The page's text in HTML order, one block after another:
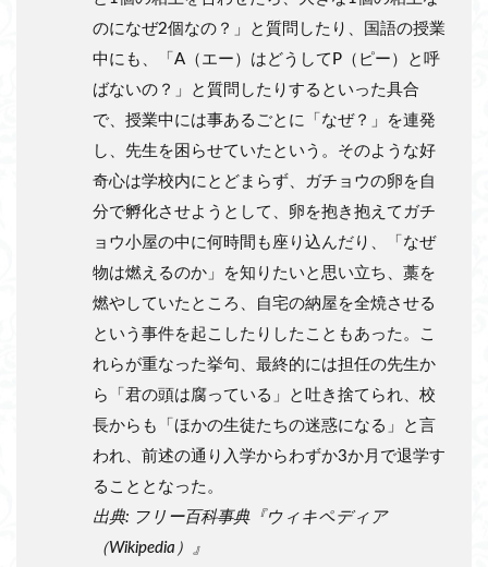
のになぜ2個なの？」と質問したり、国語の授業
中にも、「A（エー）はどうしてP（ピー）と呼
ばないの？」と質問したりするといった具合
で、授業中には事あるごとに「なぜ？」を連発
し、先生を困らせていたという。そのような好
奇心は学校内にとどまらず、ガチョウの卵を自
分で孵化させようとして、卵を抱き抱えてガチ
ョウ小屋の中に何時間も座り込んだり、「なぜ
物は燃えるのか」を知りたいと思い立ち、藁を
燃やしていたところ、自宅の納屋を全焼させる
という事件を起こしたりしたこともあった。こ
れらが重なった挙句、最終的には担任の先生か
ら「君の頭は腐っている」と吐き捨てられ、校
長からも「ほかの生徒たちの迷惑になる」と言
われ、前述の通り入学からわずか3か月で退学す
ることとなった。
出典: フリー百科事典『ウィキペディア
（Wikipedia）』